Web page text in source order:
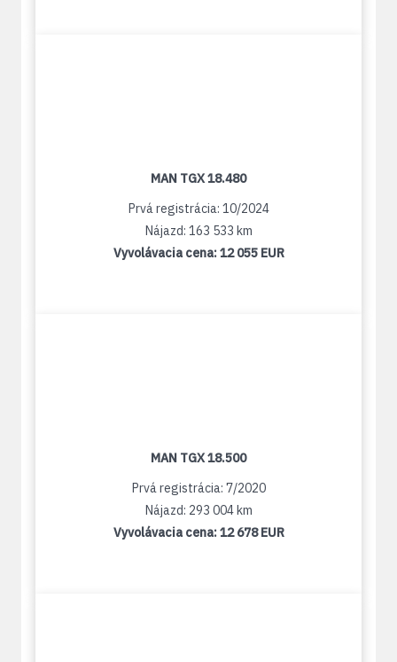
MAN TGX 18.480
Prvá registrácia: 10/2024
Nájazd: 163 533 km
Vyvolávacia cena:12 055 EUR
MAN TGX 18.500
Prvá registrácia: 7/2020
Nájazd: 293 004 km
Vyvolávacia cena:12 678 EUR